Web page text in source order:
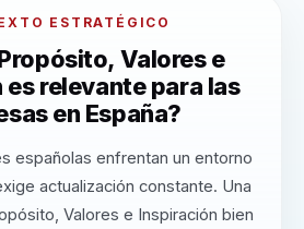
ESTRATÉGICO
Valores e
relevante para las
en España?
españolas enfrentan un entorno
actualización constante. Una
Valores e Inspiración bien